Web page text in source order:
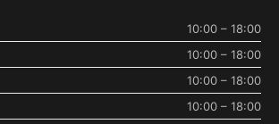
10:00 – 18:00
10:00 – 18:00
10:00 – 18:00
10:00 – 18:00